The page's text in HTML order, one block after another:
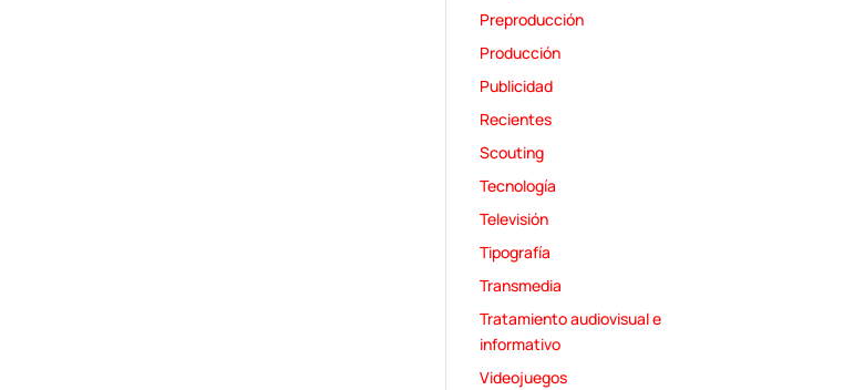
Preproducción
Producción
Publicidad
Recientes
Scouting
Tecnología
Televisión
Tipografía
Transmedia
Tratamiento audiovisual e
informativo
Videojuegos